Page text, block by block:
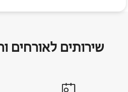
שירותים לאורחים